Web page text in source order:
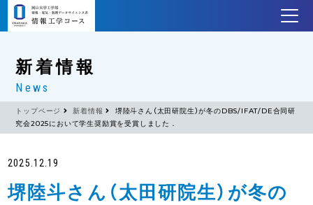
新着情報
News
トップページ 新着情報
堺陸斗さん（太田研院生）が冬のDBS/IFAT/DE合同研
究会2025において学生奨励賞を受賞しました．
2025.12.19
堺陸斗さん（太田研院生）が冬の